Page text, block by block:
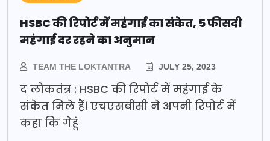
HSBC की रिपोर्ट में महंगाई का संकेत, 5 फीसदी
महंगाई दर रहने का अनुमान
TEAM THE LOKTANTRA JULY 25, 2023
द लोकतंत्र : HSBC की रिपोर्ट में महंगाई के
संकेत मिले हैं। एचएसबीसी ने अपनी रिपोर्ट में
कहा कि गेहूं